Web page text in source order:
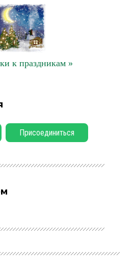
к праздникам »
Присоединиться